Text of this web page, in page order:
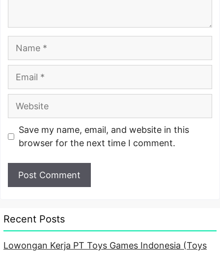
Website
Save my name, email, and website in this
browser for the next time I comment.
Recent Posts
Lowongan Kerja PT Toys Games Indonesia (Toys